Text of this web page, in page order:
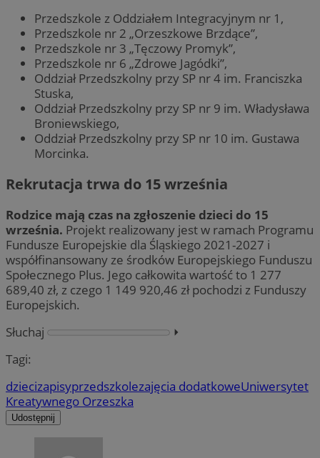
Przedszkole z Oddziałem Integracyjnym nr 1,
Przedszkole nr 2 „Orzeszkowe Brzdące”,
Przedszkole nr 3 „Tęczowy Promyk”,
Przedszkole nr 6 „Zdrowe Jagódki”,
Oddział Przedszkolny przy SP nr 4 im. Franciszka
Stuska,
Oddział Przedszkolny przy SP nr 9 im. Władysława
Broniewskiego,
Oddział Przedszkolny przy SP nr 10 im. Gustawa
Morcinka.
Rekrutacja trwa do 15 września
Rodzice mają czas na zgłoszenie dzieci do 15
września. Projekt realizowany jest w ramach Programu
Fundusze Europejskie dla Śląskiego 2021-2027 i
współfinansowany ze środków Europejskiego Funduszu
Społecznego Plus. Jego całkowita wartość to 1 277
689,40 zł, z czego 1 149 920,46 zł pochodzi z Funduszy
Europejskich.
Słuchaj
⏵︎
Tagi:
dziecizapisyprzedszkolezajęcia dodatkoweUniwersytet
Kreatywnego Orzeszka
Udostępnij